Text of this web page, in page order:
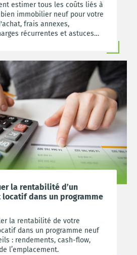
estimer tous les coûts liés à
immobilier neuf pour votre
frais annexes,
récurrentes et astuces
la rentabilité d’un
dans un programme
la rentabilité de votre
dans un programme neuf
: rendements, cash-flow,
l’emplacement.